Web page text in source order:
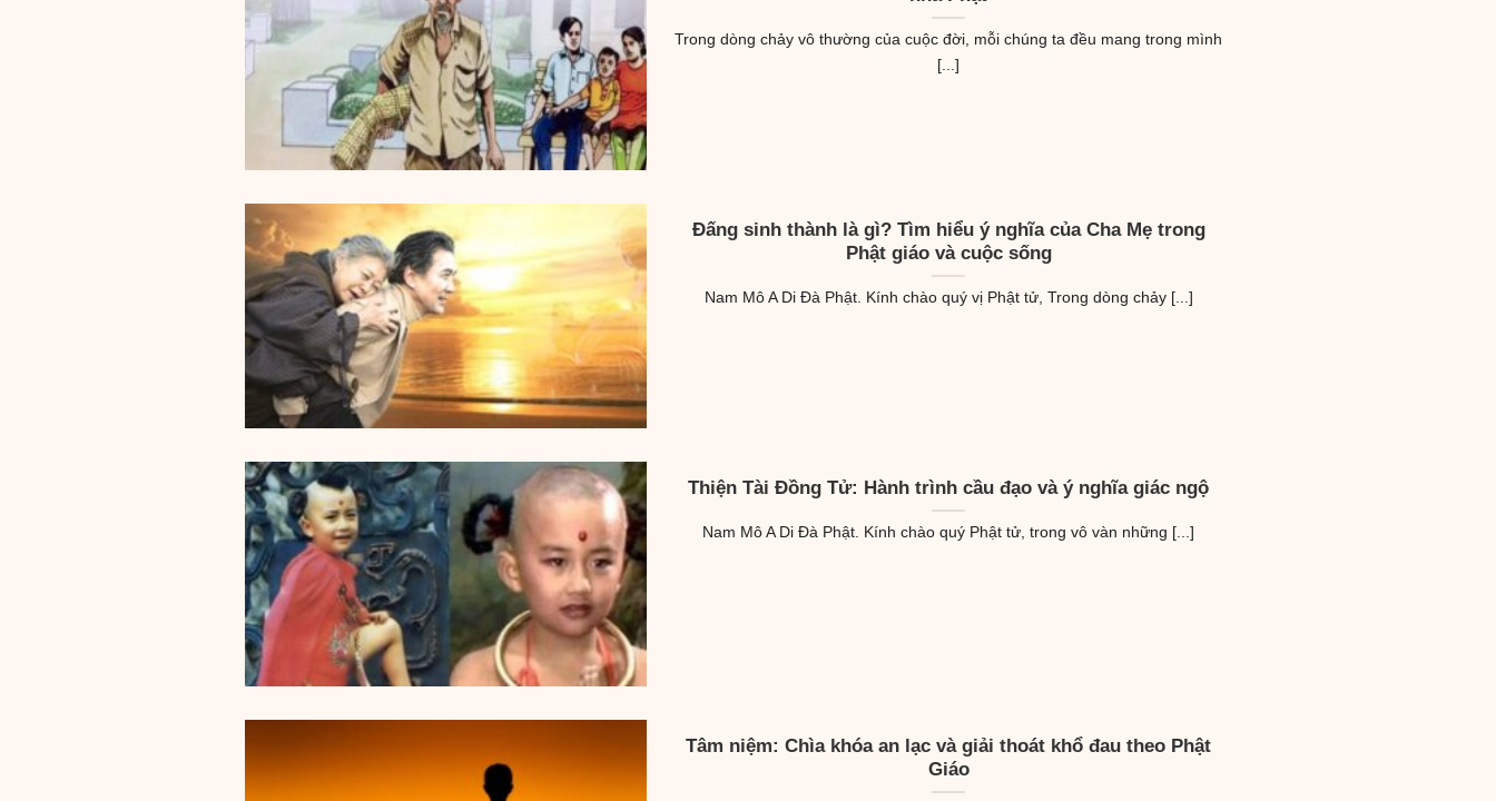
Trong dòng chảy vô thường của cuộc đời, mỗi chúng ta đều mang trong mình
[...]
Đấng sinh thành là gì? Tìm hiểu ý nghĩa của Cha Mẹ trong
Phật giáo và cuộc sống
Nam Mô A Di Đà Phật. Kính chào quý vị Phật tử, Trong dòng chảy [...]
Thiện Tài Đồng Tử: Hành trình cầu đạo và ý nghĩa giác ngộ
Nam Mô A Di Đà Phật. Kính chào quý Phật tử, trong vô vàn những [...]
Tâm niệm: Chìa khóa an lạc và giải thoát khổ đau theo Phật
Giáo